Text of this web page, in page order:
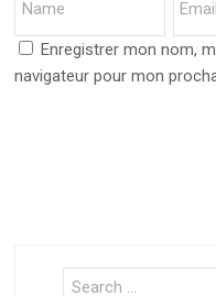
Enregistrer mon nom,
navigateur pour mon